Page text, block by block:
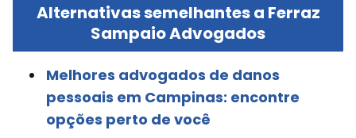
Alternativas semelhantes a Ferraz
Sampaio Advogados
Melhores advogados de danos
pessoais em Campinas: encontre
opções perto de você